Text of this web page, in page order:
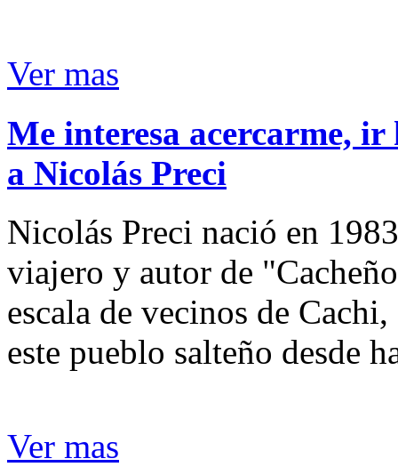
Ver mas
Me interesa acercarme,
a Nicolás Preci
Nicolás Preci nació en
viajero y autor de
escala de vecinos de
este pueblo salteño desde
Ver mas